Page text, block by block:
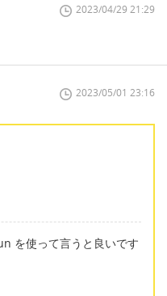
2023/04/29 21:29
2023/05/01 23:16
を使って言うと良いです